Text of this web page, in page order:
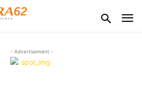
- Advertisement -